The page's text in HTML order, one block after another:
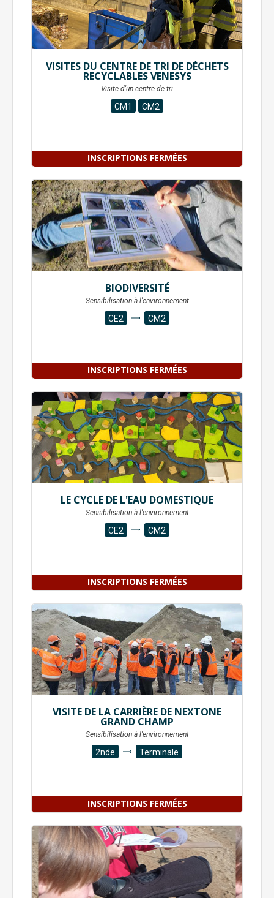
INSCRIPTIONS FERMÉES
VISITES DU CENTRE DE TRI DE DÉCHETS
RECYCLABLES VENESYS
Visite d'un centre de tri
CM1 CM2
INSCRIPTIONS FERMÉES
BIODIVERSITÉ
Sensibilisation à l'environnement
CE2 CM2
INSCRIPTIONS FERMÉES
LE CYCLE DE L'EAU DOMESTIQUE
Sensibilisation à l'environnement
CE2 CM2
INSCRIPTIONS FERMÉES
VISITE DE LA CARRIÈRE DE NEXTONE
GRAND CHAMP
Sensibilisation à l'environnement
2nde Terminale